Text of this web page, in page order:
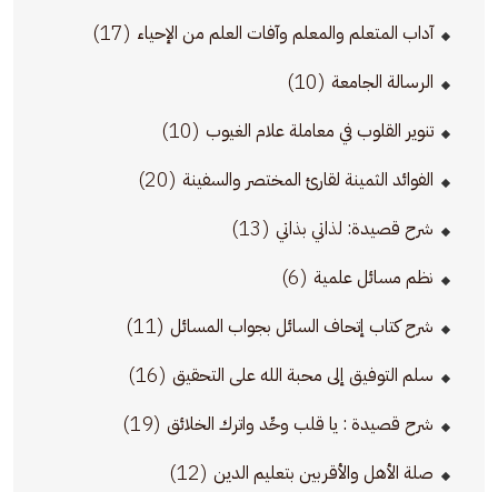
آداب المتعلم والمعلم وآفات العلم من الإحياء (17)
الرسالة الجامعة (10)
تنوير القلوب في معاملة علام الغيوب (10)
الفوائد الثمينة لقارئ المختصر والسفينة (20)
شرح قصيدة: لذاتي بذاتي (13)
نظم مسائل علمية (6)
شرح كتاب إتحاف السائل بجواب المسائل (11)
سلم التوفيق إلى محبة الله على التحقيق (16)
شرح قصيدة : يا قلب وحِّد واترك الخلائق (19)
صلة الأهل والأقربين بتعليم الدين (12)